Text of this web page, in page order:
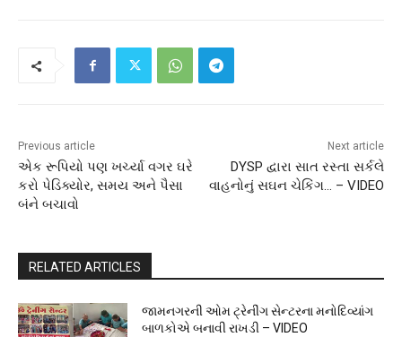
Previous article
એક રૂપિયો પણ ખર્ચ્યા વગર ઘરે
કરો પેડિક્યોર, સમય અને પૈસા
બંને બચાવો
Next article
DYSP દ્વારા સાત રસ્તા સર્કલે
વાહનોનું સઘન ચેકિંગ… – VIDEO
RELATED ARTICLES
જામનગરની ઓમ ટ્રેનીંગ સેન્ટરના મનોદિવ્યાંગ
બાળકોએ બનાવી રાખડી – VIDEO